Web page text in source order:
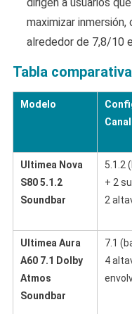
maximizar
alrededor de 7,8/10
Tabla comparativa
Modelo
Ultimea Nova
S80 5.1.2
Soundbar
5.1.2
+ 2
2
Ultimea Aura
A60 7.1 Dolby
Atmos
Soundbar
7.1
4